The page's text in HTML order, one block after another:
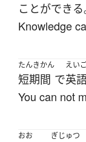
ことができる
Knowledge
たんきかん
短期間 で
えい
英
You can not
おお
ぎじゅつ